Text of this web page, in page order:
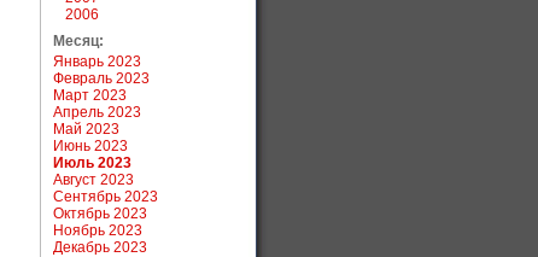
2006
Месяц:
Январь 2023
Февраль 2023
Март 2023
Апрель 2023
Май 2023
Июнь 2023
Июль 2023
Август 2023
Сентябрь 2023
Октябрь 2023
Ноябрь 2023
Декабрь 2023